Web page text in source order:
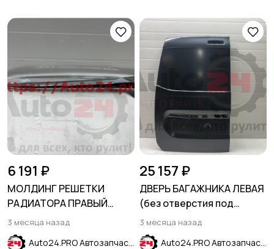
6 191 ₽
МОЛДИНГ РЕШЕТКИ
РАДИАТОРА ПРАВЫЙ
HONDA ACCORD X 2017-
2020
3 месяца назад
Auto24.PRO Автозапчасти
25 157 ₽
ДВЕРЬ БАГАЖНИКА ЛЕВАЯ
(без отверстия под
стекло) RENAULT DOKKER
2012-2020
3 месяца назад
Auto24.PRO Автозапчасти